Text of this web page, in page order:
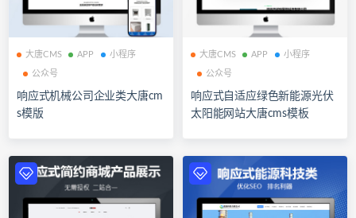
大唐CMS APP 小程序
公众号
响应式机械公司企业类大唐cm
s模版
大唐CMS APP 小程序
公众号
响应式自适应绿色新能源光伏
太阳能网站大唐cms模板